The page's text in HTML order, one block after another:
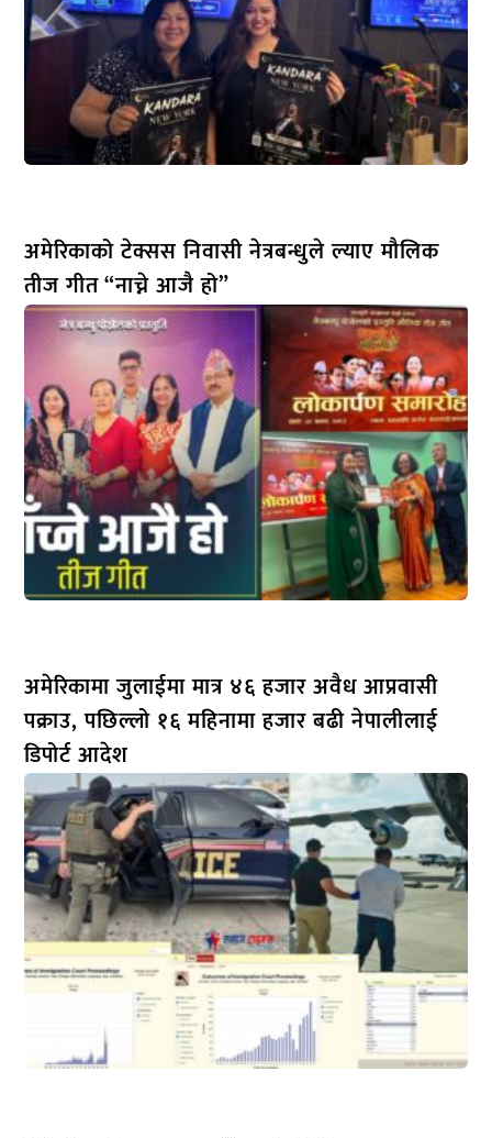
अमेरिकाको टेक्सस निवासी नेत्रबन्धुले ल्याए मौलिक
तीज गीत “नाच्ने आजै हो”
अमेरिकामा जुलाईमा मात्र ४६ हजार अवैध आप्रवासी
पक्राउ, पछिल्लो १६ महिनामा हजार बढी नेपालीलाई
डिपोर्ट आदेश